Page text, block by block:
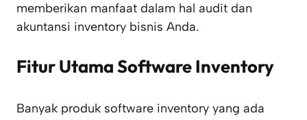
memberikan manfaat dalam hal audit dan
akuntansi inventory bisnis Anda.
Fitur Utama Software Inventory
Banyak produk software inventory yang ada